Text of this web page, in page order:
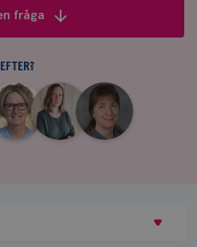
fråga
|
Maria
Edegran
|
Yvette
Andersson